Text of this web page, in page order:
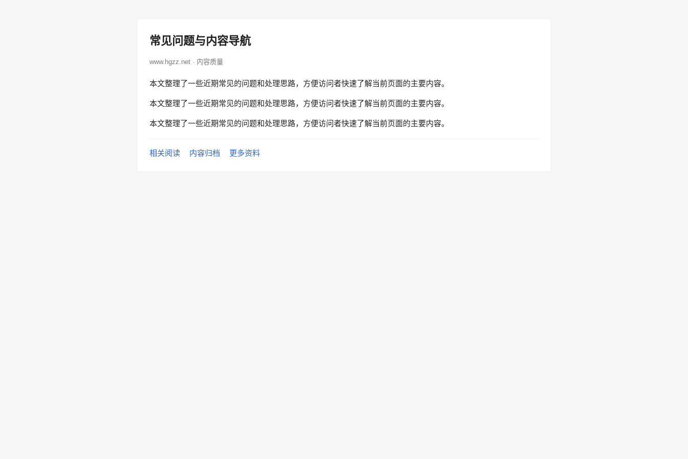
常见问题与内容导航
www.hgzz.net · 内容质量
本文整理了一些近期常见的问题和处理思路，方便访问者快速了解当前页面的主要内容。
本文整理了一些近期常见的问题和处理思路，方便访问者快速了解当前页面的主要内容。
本文整理了一些近期常见的问题和处理思路，方便访问者快速了解当前页面的主要内容。
相关阅读 内容归档 更多资料